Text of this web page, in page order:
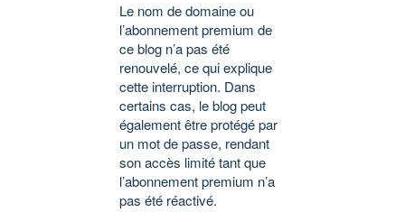
Le nom de domaine ou
l’abonnement premium de
ce blog n’a pas été
renouvelé, ce qui explique
cette interruption. Dans
certains cas, le blog peut
également être protégé par
un mot de passe, rendant
son accès limité tant que
l’abonnement premium n’a
pas été réactivé.